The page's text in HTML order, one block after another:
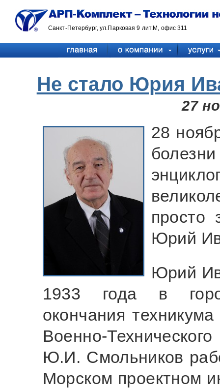
Санкт-Петербург, ул.Парковая 9 лит.М, офис 311
Не стало Юрия
27
28
просто
Юрий
Юрий
1933 года в
окончания
Военно-
Ю.И. Смольников
Морском проектном